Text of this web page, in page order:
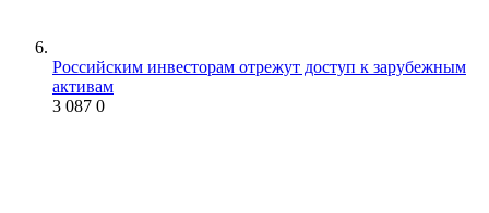
Российским инвесторам отрежут доступ к зарубежным
активам
3 087 0